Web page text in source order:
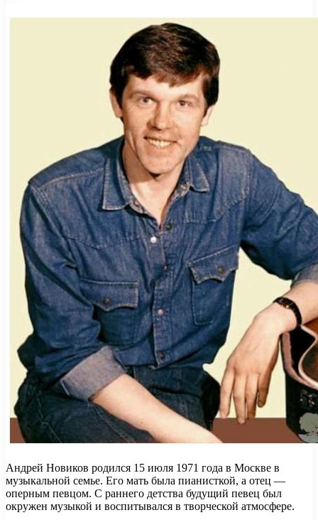
Андрей Новиков родился 15 июля 1971 года в Москве в
музыкальной семье. Его мать была пианисткой, а отец —
оперным певцом. С раннего детства будущий певец был
окружен музыкой и воспитывался в творческой атмосфере.